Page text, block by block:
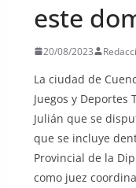
este
20/08/2023
La ciudad de
Juegos y Deportes
Julián que se
que se incluye
Provincial de la
como juez